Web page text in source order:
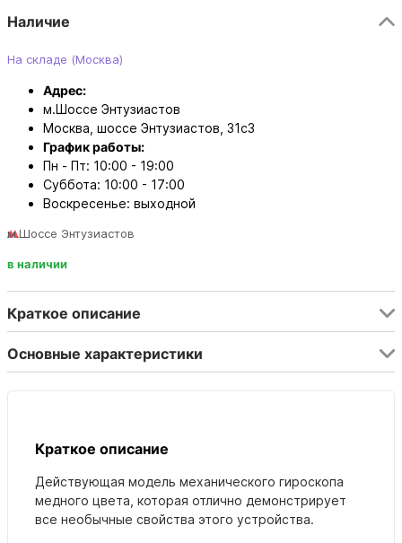
Наличие
На складе (Москва)
Адрес:
м.Шоссе Энтузиастов
Москва, шоссе Энтузиастов, 31с3
График работы:
Пн - Пт: 10:00 - 19:00
Суббота: 10:00 - 17:00
Воскресенье: выходной
м.Шоссе Энтузиастов
в наличии
Краткое описание
Основные характеристики
Краткое описание
Действующая модель механического гироскопа
медного цвета, которая отлично демонстрирует
все необычные свойства этого устройства.